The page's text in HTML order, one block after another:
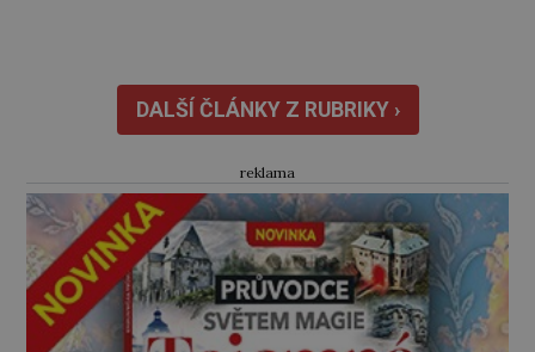
čele filozofa Aristotela (384–322 př. n. l.) se
rýsují drobné vrásky. Od rána […]
DALŠÍ ČLÁNKY Z RUBRIKY ›
reklama